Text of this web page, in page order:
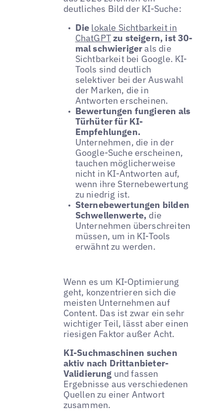
deutliches Bild der KI-Suche:
Die lokale Sichtbarkeit in
ChatGPTzu steigern, ist 30-
mal schwierigerals die
Sichtbarkeit bei Google. KI-
Tools sind deutlich
selektiver bei der Auswahl
der Marken, die in
Antworten erscheinen.
Bewertungen fungieren als
Türhüter für KI-
Empfehlungen.
Unternehmen, die in der
Google-Suche erscheinen,
tauchen möglicherweise
nicht in KI-Antworten auf,
wenn ihre Sternebewertung
zu niedrig ist.
Sternebewertungen bilden
Schwellenwerte, die
Unternehmen überschreiten
müssen, um in KI-Tools
erwähnt zu werden.
Wenn es um KI-Optimierung
geht, konzentrieren sich die
meisten Unternehmen auf
Content. Das ist zwar ein sehr
wichtiger Teil, lässt aber einen
riesigen Faktor außer Acht.
KI-Suchmaschinen suchen
aktiv nach Drittanbieter-
Validierung und fassen
Ergebnisse aus verschiedenen
Quellen zu einer Antwort
zusammen.